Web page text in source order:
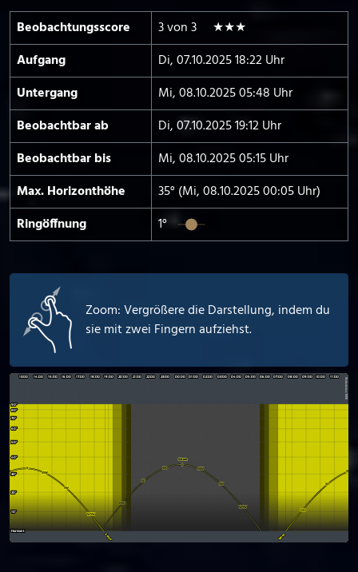
Beobachtungs­score
3 von 3 ★★★
Aufgang
Di, 07.10.2025 18:22 Uhr
Untergang
Mi, 08.10.2025 05:48 Uhr
Beobachtbar ab
Di, 07.10.2025 19:12 Uhr
Beobachtbar bis
Mi, 08.10.2025 05:15 Uhr
Max. Horizont­höhe
35° (Mi, 08.10.2025 00:05 Uhr)
Ringöffnung
1°
Zoom: Vergrößere die Darstellung, indem du
sie mit zwei Fingern aufziehst.